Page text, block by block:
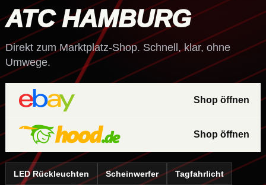
ATC HAMBURG
Direkt zum Marktplatz-Shop. Schnell, klar, ohne
Umwege.
Shop öffnen
Shop öffnen
LED Rückleuchten Scheinwerfer Tagfahrlicht